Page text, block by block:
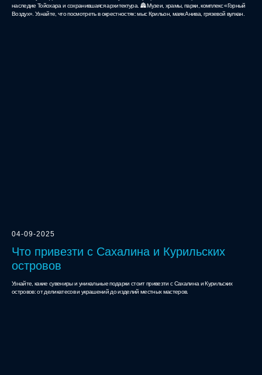
наследие Тойохара и сохранившаяся архитектура. 🏯 Музеи, храмы, парки, комплекс «Горный
Воздух». Узнайте, что посмотреть в окрестностях: мыс Крильон, маяк Анива, грязевой вулкан.
04-09-2025
Что привезти с Сахалина и Курильских
островов
Узнайте, какие сувениры и уникальные подарки стоит привезти с Сахалина и Курильских
островов: от деликатесов и украшений до изделий местных мастеров.